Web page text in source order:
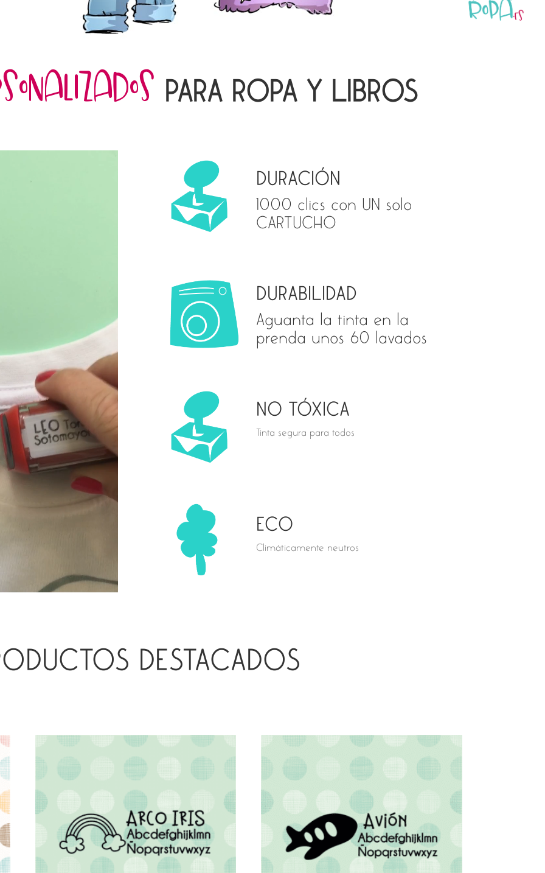
PARA ROPA Y LIBROS
DURACIÓN
1000 clics con UN solo
CARTUCHO
DURABILIDAD
Aguanta la tinta en la
prenda unos 60 lavados
NO TÓXICA
Tinta segura para todos
ECO
Climáticamente neutros
DESTACADOS